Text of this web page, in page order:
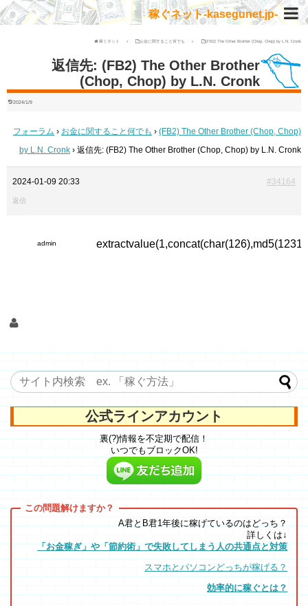
稼ぐネット-kasegunet.jp-
稼ぐネット お金に関すること何でも (FB2) The Other Brother (Chop, Chop) by L.N. Cronk
返信先: (FB2) The Other Brother
(Chop, Chop) by L.N. Cronk
2024/1/9
フォーラム › お金に関すること何でも › (FB2) The Other Brother (Chop, Chop)
by L.N. Cronk › 返信先: (FB2) The Other Brother (Chop, Chop) by L.N. Cronk
2024-01-09 20:33 #34164
返信
admin
公式ラインアカウント
裏(?)情報を不定期で配信！
いつでもブロックOK!
A君とB君1年後に稼げているのはどっち？
詳しくは↓
「お金稼ぎ」や「節約術」で失敗してしまう人の共通点と対策
スマホとパソコンどっちが稼げる？
効率的に稼ぐとは？